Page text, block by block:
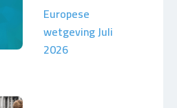
Europese
wetgeving Juli
2026